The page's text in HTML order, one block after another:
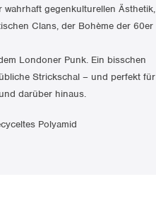
wahrhaft gegenkulturellen Ästhetik,
Clans, der Bohème der 60er
Londoner Punk. Ein bisschen
Strickschal – und perfekt für
darüber hinaus.
Polyamid